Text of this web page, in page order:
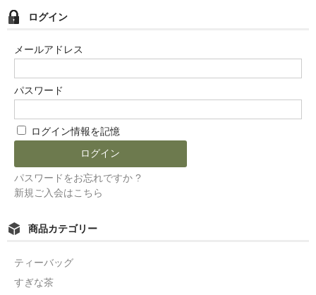
ログイン
メールアドレス
パスワード
ログイン情報を記憶
パスワードをお忘れですか ?
新規ご入会はこちら
商品カテゴリー
すぎな茶
ティーバッグ